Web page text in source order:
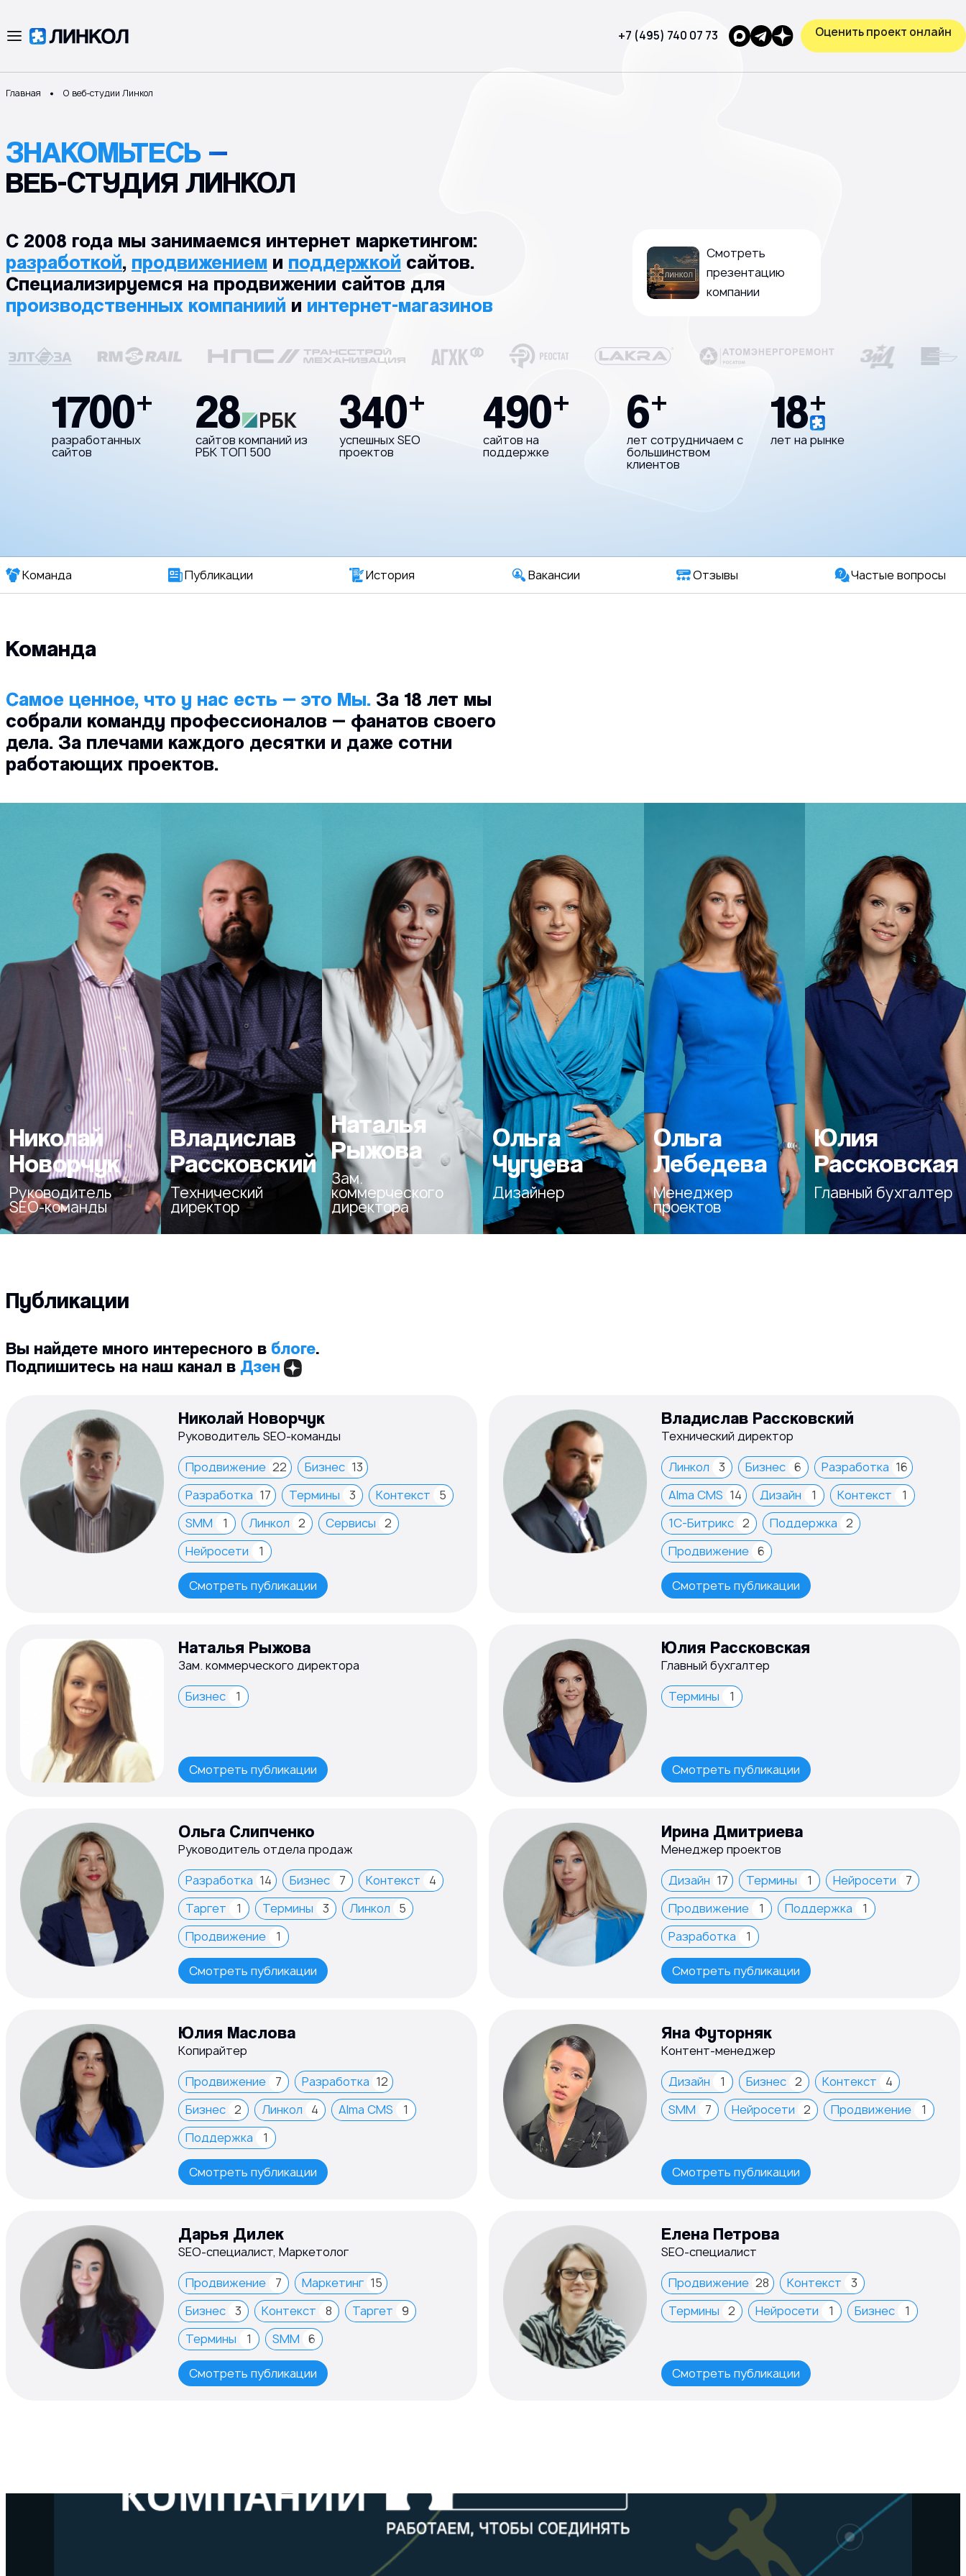
+7 (495) 740 07 73 Оценить проект онлайн
Главная О веб-студии Линкол
ЗНАКОМЬТЕСЬ —
ВЕБ-СТУДИЯ ЛИНКОЛ
С 2008 года мы занимаемся интернет маркетингом:
разработкой, продвижением и поддержкой сайтов.
Специализируемся на продвижении сайтов для
производственных компаниий и интернет-магазинов
Смотреть
презентацию
компании
1700+
разработанных
сайтов
28
сайтов компаний из
РБК ТОП 500
340+
успешных SEO
проектов
490+
сайтов на
поддержке
6+
лет сотрудничаем с
большинством
клиентов
18+
лет на рынке
Команда Публикации История Вакансии Отзывы Частые вопросы
Команда
Самое ценное, что у нас есть — это Мы. За 18 лет мы
собрали команду профессионалов — фанатов своего
дела. За плечами каждого десятки и даже сотни
работающих проектов.
Николай
Новорчук
Руководитель
SEO‑команды
Владислав
Рассковский
Технический
директор
Наталья
Рыжова
Зам.
коммерческого
директора
Ольга
Чугуева
Дизайнер
Ольга
Лебедева
Менеджер
проектов
Юлия
Рассковская
Главный бухгалтер
Публикации
Вы найдете много интересного в блоге.
Подпишитесь на наш канал в Дзен
Николай Новорчук
Руководитель SEO‑команды
Продвижение 22 Бизнес 13
Разработка 17 Термины 3 Контекст
5
SMM
1 Линкол 2 Сервисы 2
Нейросети
1
Смотреть публикации
Владислав Рассковский
Технический директор
Линкол
3 Бизнес 6 Разработка 16
Alma CMS 14 Дизайн 1 Контекст
1
1С-Битрикс 2 Поддержка 2
Продвижение 6
Смотреть публикации
Наталья Рыжова
Зам. коммерческого директора
Бизнес
1
Смотреть публикации
Юлия Рассковская
Главный бухгалтер
Термины
1
Смотреть публикации
Ольга Слипченко
Руководитель отдела продаж
Разработка 14 Бизнес 7 Контекст
4
Таргет
1 Термины 3 Линкол
5
Продвижение
1
Смотреть публикации
Ирина Дмитриева
Менеджер проектов
Дизайн 17 Термины 1 Нейросети
7
Продвижение
1 Поддержка
1
Разработка
1
Смотреть публикации
Юлия Маслова
Копирайтер
Продвижение
7 Разработка 12
Бизнес 2 Линкол 4 Alma CMS
1
Поддержка
1
Смотреть публикации
Яна Футорняк
Контент-менеджер
Дизайн
1 Бизнес 2 Контекст
4
SMM
7 Нейросети 2 Продвижение 1
Смотреть публикации
Дарья Дилек
SEO-специалист, Маркетолог
Продвижение
7 Маркетинг 15
Бизнес 3 Контекст 8 Таргет 9
Термины
1 SMM 6
Смотреть публикации
Елена Петрова
SEO-специалист
Продвижение 28 Контекст
3
Термины 2 Нейросети 1 Бизнес 1
Смотреть публикации